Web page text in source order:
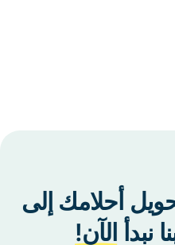
أحلامك إلى
نبدأ الآن!